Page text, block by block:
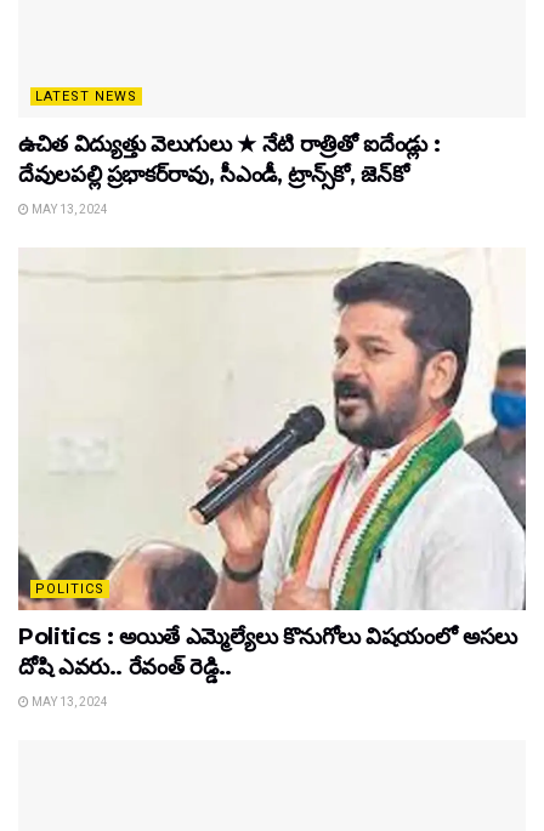
LATEST NEWS
ఉచిత విద్యుత్తు వెలుగులు ★ నేటి రాత్రితో ఐదేండ్లు :
దేవులపల్లి ప్రభాకర్‌రావు, సీఎండీ, ట్రాన్స్‌కో, జెన్‌కో
MAY 13, 2024
POLITICS
Politics : అయితే ఎమ్మెల్యేలు కొనుగోలు విషయంలో అసలు
దోషి ఎవరు.. రేవంత్ రెడ్డి..
MAY 13, 2024